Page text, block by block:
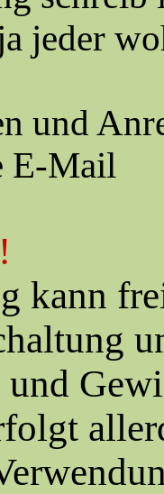
jeder
und
E-Mail
kann
und